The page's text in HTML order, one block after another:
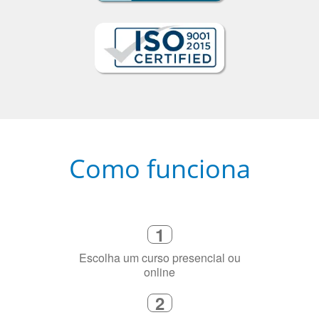
Escolha um curso presencial ou
online
2
Selecione uma duração de curso
flexível que se ajuste à sua agenda